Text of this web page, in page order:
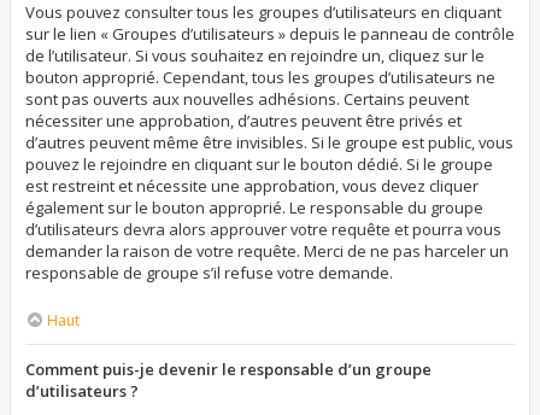
Vous pouvez consulter tous les groupes d’utilisateurs en cliquant
sur le lien « Groupes d’utilisateurs » depuis le panneau de contrôle
de l’utilisateur. Si vous souhaitez en rejoindre un, cliquez sur le
bouton approprié. Cependant, tous les groupes d’utilisateurs ne
sont pas ouverts aux nouvelles adhésions. Certains peuvent
nécessiter une approbation, d’autres peuvent être privés et
d’autres peuvent même être invisibles. Si le groupe est public, vous
pouvez le rejoindre en cliquant sur le bouton dédié. Si le groupe
est restreint et nécessite une approbation, vous devez cliquer
également sur le bouton approprié. Le responsable du groupe
d’utilisateurs devra alors approuver votre requête et pourra vous
demander la raison de votre requête. Merci de ne pas harceler un
responsable de groupe s’il refuse votre demande.
Haut
Comment puis-je devenir le responsable d’un groupe
d’utilisateurs ?